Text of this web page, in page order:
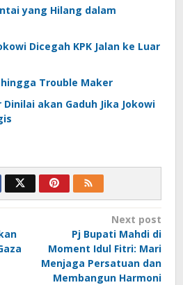
yang Hilang dalam
Dicegah KPK Jalan ke Luar
Trouble Maker
akan Gaduh Jika Jokowi
Next post
Pj Bupati Mahdi di
Moment Idul Fitri: Mari
Menjaga Persatuan dan
Membangun Harmoni